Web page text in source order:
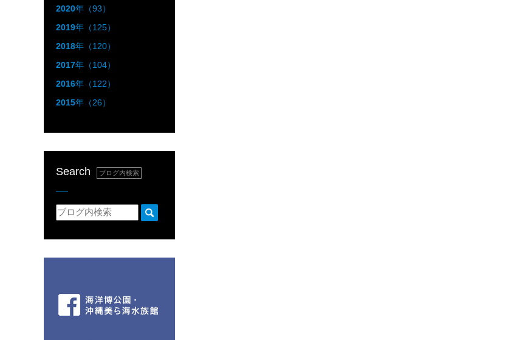
2020年（93）
2019年（125）
2018年（120）
2017年（104）
2016年（122）
2015年（26）
Search ブログ内検索